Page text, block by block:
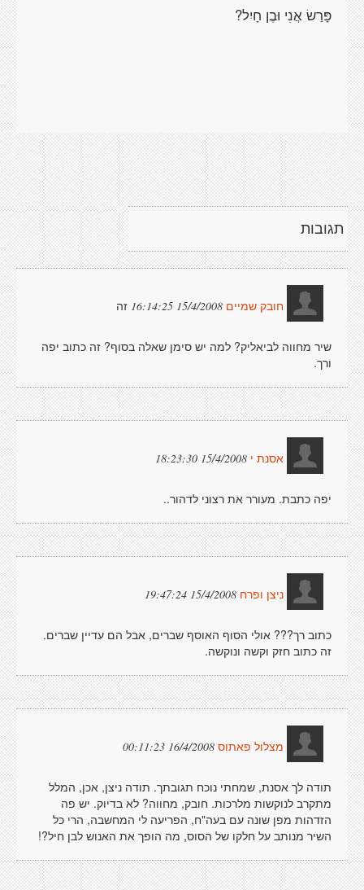
פָּרַשׂ אֲנִי וּבֶן חָיִל?
תגובות
חובק שמיים 15/4/2008 16:14:25 זה
שיר מחווה לביאליק? למה יש סימן שאלה בסוף? זה כתוב יפה
ורך.
אסנת י 15/4/2008 18:23:30
יפה כתבת. מעורר את רצוני לדהור..
ניצן ופרח 15/4/2008 19:47:24
כתוב רך??? אולי הסוף האוסף שברים, אבל הם עדיין שברים.
זה כתוב חזק וקשה ונוקשה.
מצלול פאתוס 16/4/2008 00:11:23
תודה לך אסנת, שמחתי נוכח תגובתך. תודה ניצן, אכן, המלל
מתקרב לנוקשות מלרכות. חובק, מחווה? לא בדיוק. יש פה
הזדהות מפן שונה עם בעה"ח, הפריעה לי המחשבה, הרי כל
השיר מנותב על חלקו של הסוס, מה הופך את האנוש לבן חיל?!